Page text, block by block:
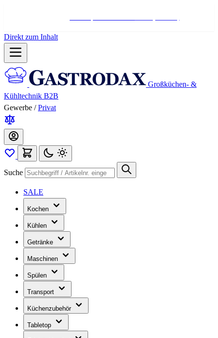
Direkt zum Inhalt
Großküchen- &
Kühltechnik B2B
Gewerbe / Privat
Suche
SALE
Kochen
Kühlen
Getränke
Maschinen
Spülen
Transport
Küchenzubehör
Tabletop